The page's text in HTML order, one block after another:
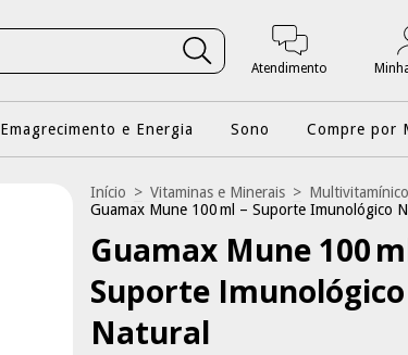
Atendimento
Emagrecimento e Energia Sono Compre por
Início > Vitaminas e Minerais >
Guamax Mune 100 ml – Suporte Imunológico
Guamax Mune 100
Suporte Imunológico
Natural